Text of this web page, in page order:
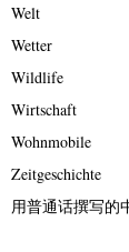
Welt
Wetter
Wildlife
Wirtschaft
Wohnmobile
Zeitgeschichte
用普通话撰写的